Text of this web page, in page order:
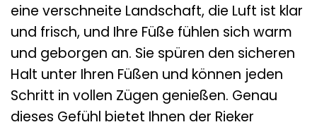
eine verschneite Landschaft, die Luft ist klar
und frisch, und Ihre Füße fühlen sich warm
und geborgen an. Sie spüren den sicheren
Halt unter Ihren Füßen und können jeden
Schritt in vollen Zügen genießen. Genau
dieses Gefühl bietet Ihnen der Rieker